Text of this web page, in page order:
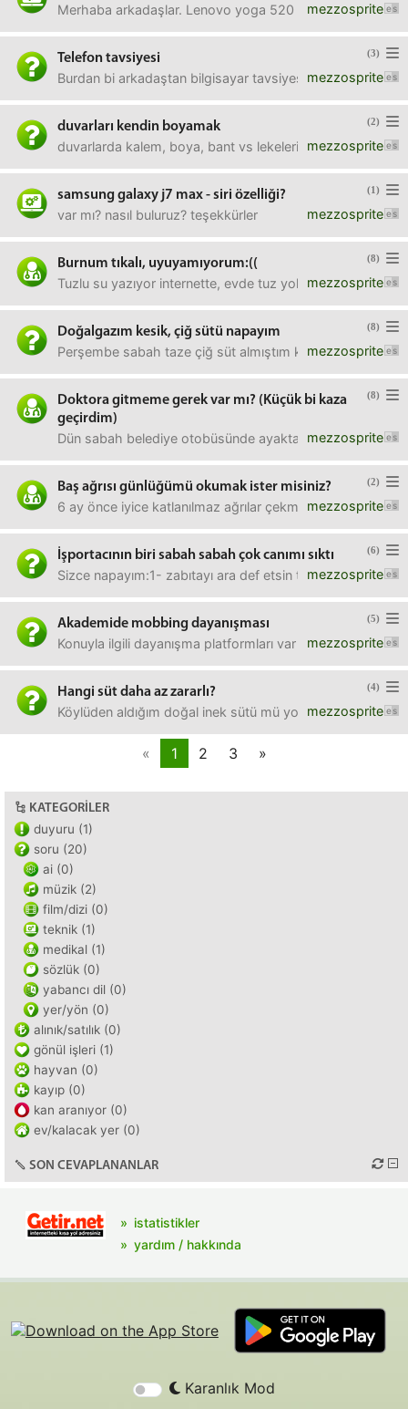
mezzosprite
Merhaba arkadaşlar. Lenovo yoga 520 laptopum var.
(3)
Telefon tavsiyesi
mezzosprite
Burdan bi arkadaştan bilgisayar tavsiyesi almıştım ve
(2)
duvarları kendin boyamak
mezzosprite
duvarlarda kalem, boya, bant vs lekeleri olan bir odam
(1)
samsung galaxy j7 max - siri özelliği?
mezzosprite
var mı? nasıl buluruz? teşekkürler
(8)
Burnum tıkalı, uyuyamıyorum:((
mezzosprite
Tuzlu su yazıyor internette, evde tuz yok.İki gündür soğuk
(8)
Doğalgazım kesik, çiğ sütü napayım
mezzosprite
Perşembe sabah taze çiğ süt almıştım köylüden.
(8)
Doktora gitmeme gerek var mı? (Küçük bi kaza
geçirdim)
mezzosprite
Dün sabah belediye otobüsünde ayakta giderken otobüs
(2)
Baş ağrısı günlüğümü okumak ister misiniz?
mezzosprite
6 ay önce iyice katlanılmaz ağrılar çekmeye başlayınca
(6)
İşportacının biri sabah sabah çok canımı sıktı
mezzosprite
Sizce napayım:1- zabıtayı ara def etsin terbiyesizi2- ne
(5)
Akademide mobbing dayanışması
mezzosprite
Konuyla ilgili dayanışma platformları var mı? Köle gibi
(4)
Hangi süt daha az zararlı?
mezzosprite
Köylüden aldığım doğal inek sütü mü yoksa markette
« 1 2 3 »
KATEGORILER
duyuru (1)
soru (20)
ai (0)
müzik (2)
film/dizi (0)
teknik (1)
medikal (1)
sözlük (0)
yabancı dil (0)
yer/yön (0)
alınık/satılık (0)
gönül işleri (1)
hayvan (0)
kayıp (0)
kan aranıyor (0)
ev/kalacak yer (0)
SON CEVAPLANANLAR
istatistikler
yardım / hakkında
Karanlık Mod